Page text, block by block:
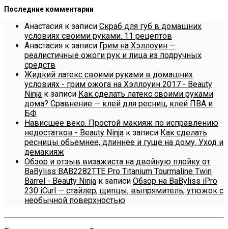
Последние комментарии
Анастасия к записи Скраб для губ в домашних
условиях своими руками. 11 рецептов
Анастасия к записи Грим на Хэллоуин —
реалистичные ожоги рук и лица из подручных
средств
Жидкий латекс своими руками в домашних
условиях - грим ожога на Хэллоуин 2017 - Beauty
Ninja к записи Как сделать латекс своими руками
дома? Сравнение — клей для ресниц, клей ПВА и
БФ
Нависшее веко. Простой макияж по исправлению
недостатков - Beauty Ninja к записи Как сделать
ресницы обьемнее, длиннее и гуще на дому. Уход и
демакияж
Обзор и отзыв визажиста на двойную плойку от
BaByliss BAB2282TTE Pro Titanium Tourmaline Twin
Barrel - Beauty Ninja к записи Обзор на BaByliss iPro
230 iCurl — стайлер, щипцы, выпрямитель, утюжок с
необычной поверхностью